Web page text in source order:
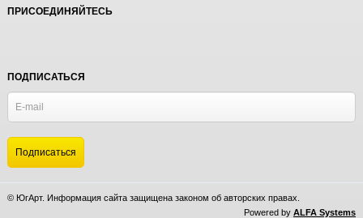
ПРИСОЕДИНЯЙТЕСЬ
ПОДПИСАТЬСЯ
© ЮгАрт. Информация сайта защищена законом об авторских правах.
Powered by ALFA Systems